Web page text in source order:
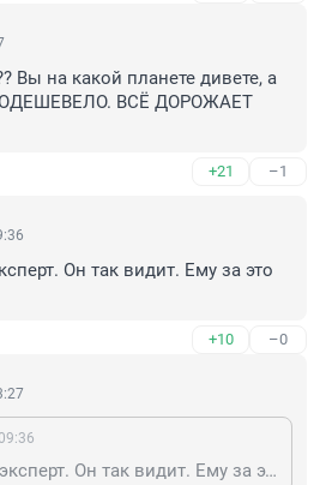
Вы на какой планете дивете, а
ВСЁ ДОРОЖАЕТ
+21 –1
Он так видит. Ему за это
+10 –0
Это Косенко. Он эксперт. Он так видит. Ему за это платят.